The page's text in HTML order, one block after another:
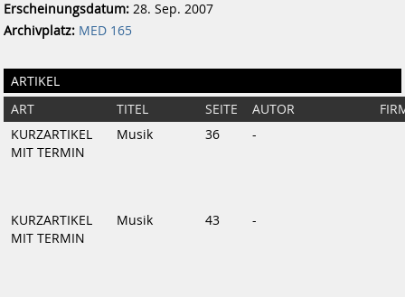
Erscheinungsdatum: 28. Sep. 2007
Archivplatz: MED 165
ARTIKEL
ART TITEL SEITE AUTOR
KURZARTIKEL
MIT TERMIN
Musik 36 -
KURZARTIKEL
MIT TERMIN
Musik 43 -